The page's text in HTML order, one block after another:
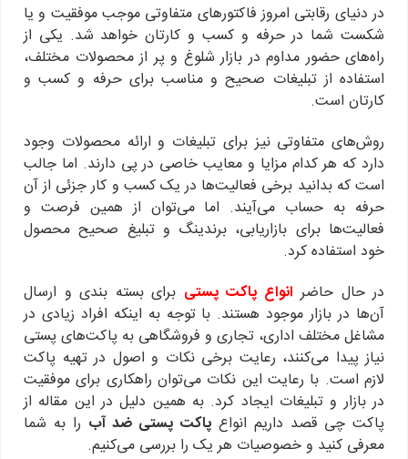
در دنیای رقابتی امروز فاکتورهای متفاوتی موجب موفقیت و یا
شکست شما در حرفه و کسب و کارتان خواهد شد. یکی از
راه‌های حضور مداوم در بازار شلوغ و پر از محصولات مختلف،
استفاده از تبلیغات صحیح و مناسب برای حرفه و کسب و
کارتان است.
روش‌های متفاوتی نیز برای تبلیغات و ارائه محصولات وجود
دارد که هر کدام مزایا و معایب خاصی در پی دارند. اما جالب
است که بدانید برخی فعالیت‌ها در یک کسب و کار جزئی از آن
حرفه به حساب می‌آیند. اما می‌توان از همین فرصت و
فعالیت‌ها برای بازاریابی، برندینگ و تبلیغ صحیح محصول
خود استفاده کرد.
در حال حاضر انواع پاکت‌ پستی برای بسته بندی و ارسال
آن‌ها در بازار موجود هستند. با توجه به اینکه افراد زیادی در
مشاغل مختلف اداری، تجاری و فروشگاهی به پاکت‌های پستی
نیاز پیدا می‌کنند، رعایت برخی نکات و اصول در تهیه پاکت
لازم است. با رعایت این نکات می‌توان راهکاری برای موفقیت
در بازار و تبلیغات ایجاد کرد. به همین دلیل در این مقاله از
پاکت چی قصد داریم انواع پاکت پستی ضد آب را به شما
معرفی کنید و خصوصیات هر یک را بررسی می‌کنیم.